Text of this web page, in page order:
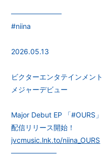
──────────
#niina
2026.05.13
ビクターエンタテインメン
メジャーデビュー
Major Debut EP 「#OURS」
配信リリース開始！
jvcmusic.lnk.to/niina_OURS
─────────